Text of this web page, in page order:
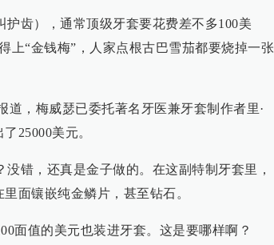
齿），通常顶级牙套要花费差不多100美
上“金钱梅”，人家点根古巴雪茄都要烧掉一张
，梅威瑟已委托著名牙医兼牙套制作者里·
25000美元。
，还真是金子做的。在这副特制牙套里，
面镶嵌纯金鳞片，甚至钻石。
值的美元也装进牙套。这是要哪样啊？